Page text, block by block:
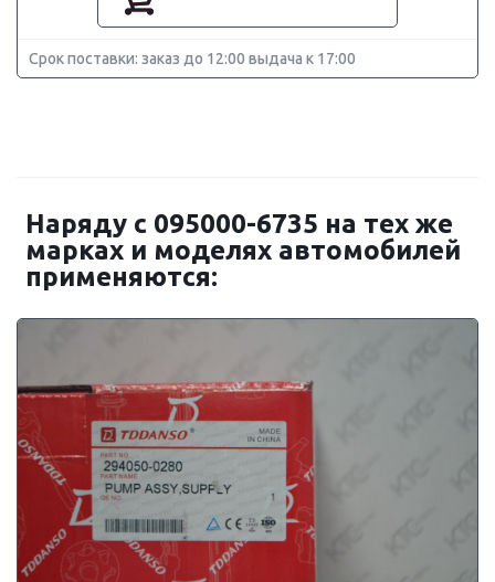
Срок поставки: заказ до 12:00 выдача к 17:00
Наряду с 095000-6735 на тех же
марках и моделях автомобилей
применяются: